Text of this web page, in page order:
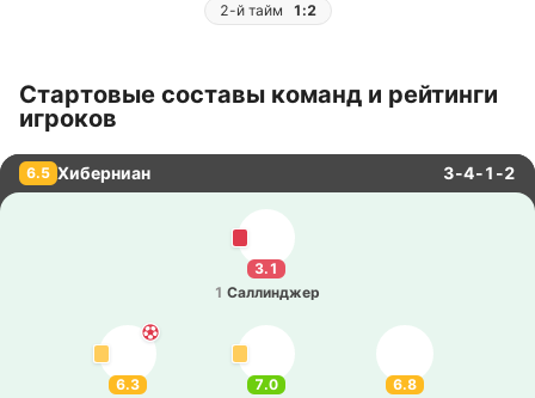
2-й тайм 1:2
Стартовые составы команд и рейтинги
игроков
6.5 Хиберниан 3-4-1-2
3.1
1 Са­лли­нджер
6.8
7.0
6.3